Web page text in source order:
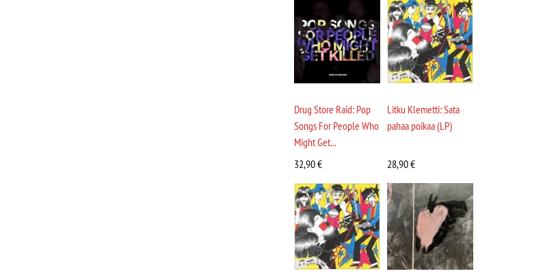
Drug Store Raid: Pop
Songs For People Who
Might Get...
32,90€
Litku Klemetti: Sata
pahaa poikaa (LP)
28,90€